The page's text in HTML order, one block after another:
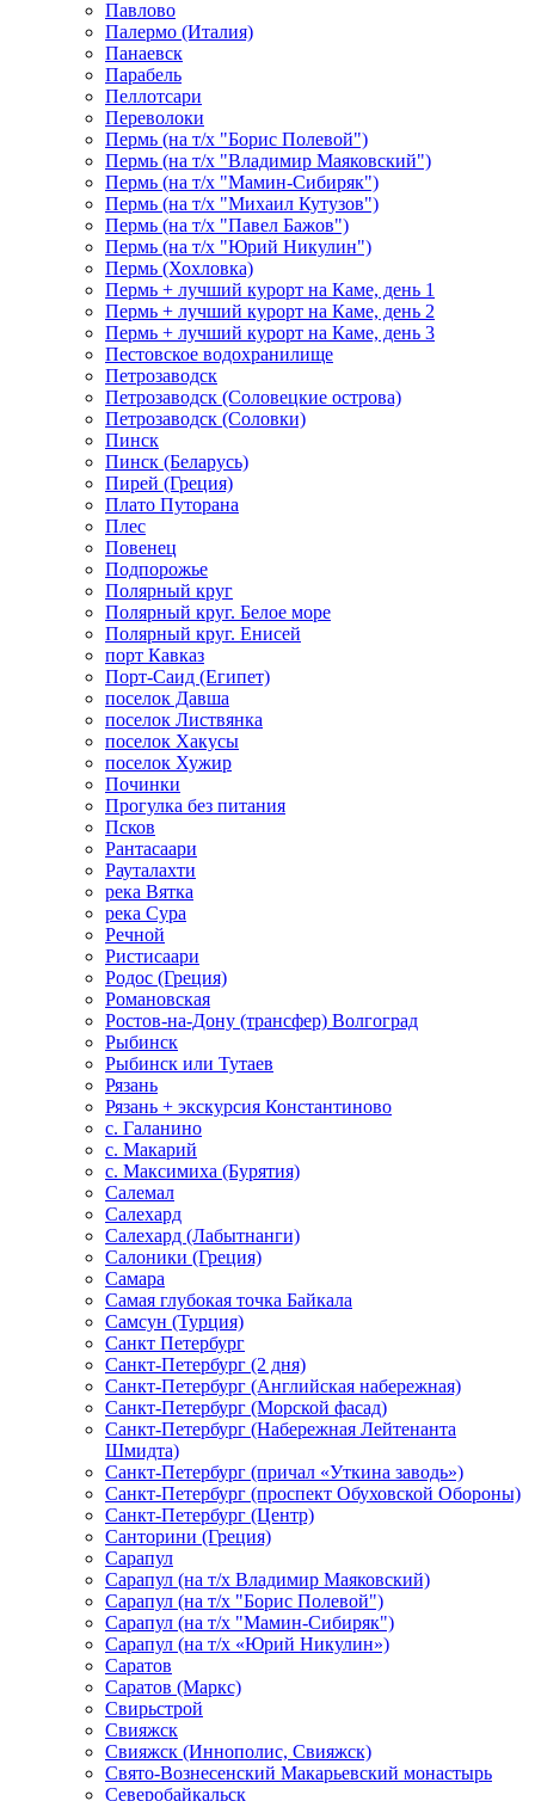
Павлово
Палермо (Италия)
Панаевск
Парабель
Пеллотсари
Переволоки
Пермь (на т/х "Борис Полевой")
Пермь (на т/х "Владимир Маяковский")
Пермь (на т/х "Мамин-Сибиряк")
Пермь (на т/х "Михаил Кутузов")
Пермь (на т/х "Павел Бажов")
Пермь (на т/х "Юрий Никулин")
Пермь (Хохловка)
Пермь + лучший курорт на Каме, день 1
Пермь + лучший курорт на Каме, день 2
Пермь + лучший курорт на Каме, день 3
Пестовское водохранилище
Петрозаводск
Петрозаводск (Соловецкие острова)
Петрозаводск (Соловки)
Пинск
Пинск (Беларусь)
Пирей (Греция)
Плато Путорана
Плес
Повенец
Подпорожье
Полярный круг
Полярный круг. Белое море
Полярный круг. Енисей
порт Кавказ
Порт-Саид (Египет)
поселок Давша
поселок Листвянка
поселок Хакусы
поселок Хужир
Починки
Прогулка без питания
Псков
Рантасаари
Рауталахти
река Вятка
река Сура
Речной
Ристисаари
Родос (Греция)
Романовская
Ростов-на-Дону (трансфер) Волгоград
Рыбинск
Рыбинск или Тутаев
Рязань
Рязань + экскурсия Константиново
с. Галанино
с. Макарий
с. Максимиха (Бурятия)
Салемал
Салехард
Салехард (Лабытнанги)
Салоники (Греция)
Самара
Самая глубокая точка Байкала
Самсун (Турция)
Санкт Петербург
Санкт-Петербург (2 дня)
Санкт-Петербург (Английская набережная)
Санкт-Петербург (Морской фасад)
Санкт-Петербург (Набережная Лейтенанта
Шмидта)
Санкт-Петербург (причал «Уткина заводь»)
Санкт-Петербург (проспект Обуховской Обороны)
Санкт-Петербург (Центр)
Санторини (Греция)
Сарапул
Сарапул (на т/х Владимир Маяковский)
Сарапул (на т/х "Борис Полевой")
Сарапул (на т/х "Мамин-Сибиряк")
Сарапул (на т/х «Юрий Никулин»)
Саратов
Саратов (Маркс)
Свирьстрой
Свияжск
Свияжск (Иннополис, Свияжск)
Свято-Вознесенский Макарьевский монастырь
Северобайкальск